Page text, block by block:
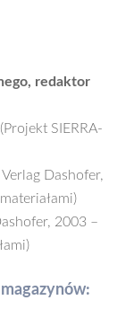
redaktor
SIERRA-
Dashofer,
2003 –